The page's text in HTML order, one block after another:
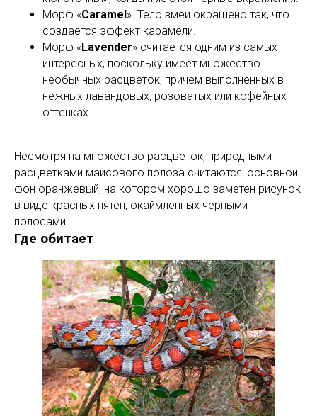
Морф «Caramel». Тело змеи окрашено так, что
создается эффект карамели.
Морф «Lavender» считается одним из самых
интересных, поскольку имеет множество
необычных расцветок, причем выполненных в
нежных лавандовых, розоватых или кофейных
оттенках.
Несмотря на множество расцветок, природными
расцветками маисового полоза считаются: основной
фон оранжевый, на котором хорошо заметен рисунок
в виде красных пятен, окаймленных черными
полосами.
Где обитает